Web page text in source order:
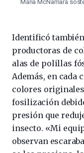
Maria McNamara
Identificó
productoras de
alas de polillas
Además, en cada
colores
fosilización
presión que
insecto. «Mi
observan